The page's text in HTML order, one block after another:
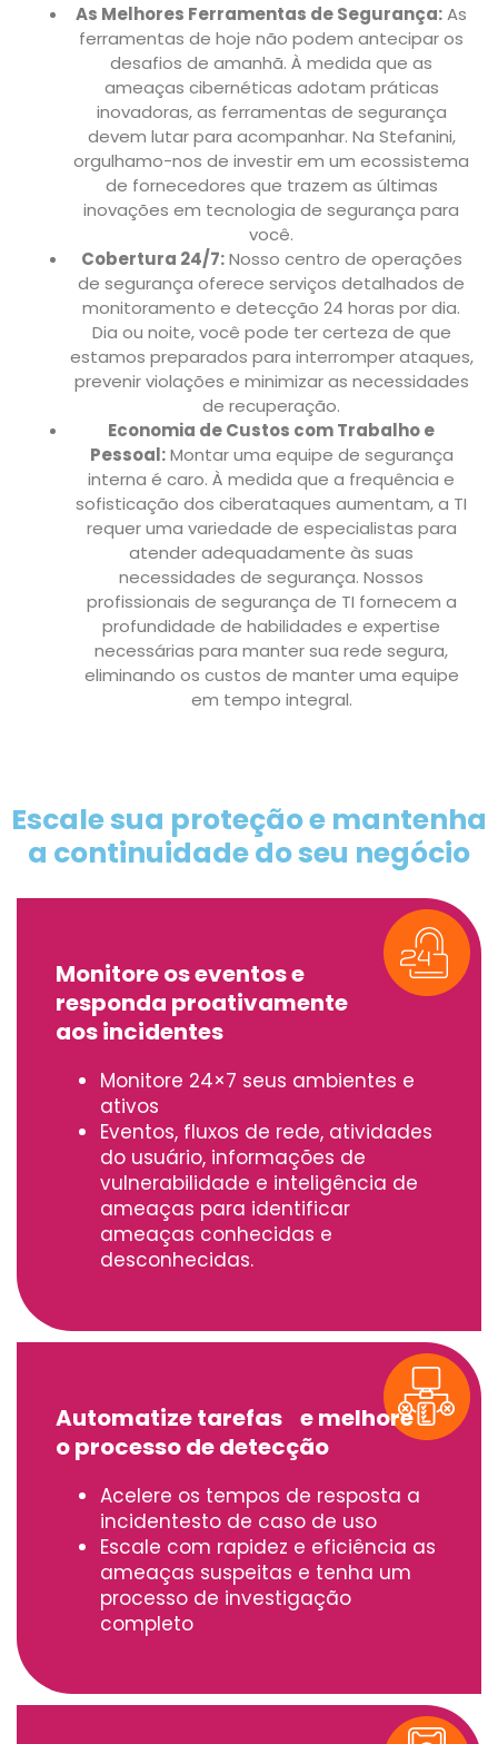
As Melhores Ferramentas de Segurança:As
ferramentas de hoje não podem antecipar os
desafios de amanhã. À medida que as
ameaças cibernéticas adotam práticas
inovadoras, as ferramentas de segurança
devem lutar para acompanhar. Na Stefanini,
orgulhamo-nos de investir em um ecossistema
de fornecedores que trazem as últimas
inovações em tecnologia de segurança para
você.
Cobertura 24/7:Nosso centro de operações
de segurança oferece serviços detalhados de
monitoramento e detecção 24 horas por dia.
Dia ou noite, você pode ter certeza de que
estamos preparados para interromper ataques,
prevenir violações e minimizar as necessidades
de recuperação.
Economia de Custos com Trabalho e
Pessoal:Montar uma equipe de segurança
interna é caro. À medida que a frequência e
sofisticação dos ciberataques aumentam, a TI
requer uma variedade de especialistas para
atender adequadamente às suas
necessidades de segurança. Nossos
profissionais de segurança de TI fornecem a
profundidade de habilidades e expertise
necessárias para manter sua rede segura,
eliminando os custos de manter uma equipe
em tempo integral.
Escale sua proteção e mantenha
a continuidade do seu negócio
Monitore os eventos e
responda proativamente
aos incidentes
Monitore 24×7 seus ambientes e
ativos
Eventos, fluxos de rede, atividades
do usuário, informações de
vulnerabilidade e inteligência de
ameaças para identificar
ameaças conhecidas e
desconhecidas.
Automatize tarefas e melhore
o processo de detecção
Acelere os tempos de resposta a
incidentesto de caso de uso
Escale com rapidez e eficiência as
ameaças suspeitas e tenha um
processo de investigação
completo